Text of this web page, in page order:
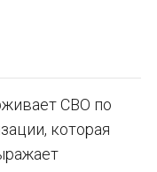
СВО по
которая